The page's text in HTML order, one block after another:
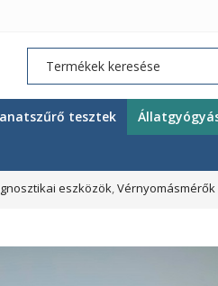
tesztek
eszközök,Vérnyomásmérők